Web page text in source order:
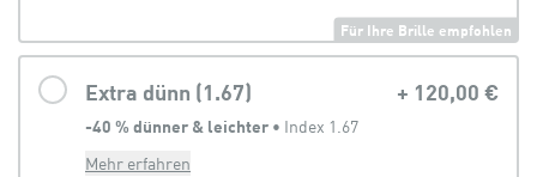
Für Ihre Brille empfohlen
Extra dünn (1.67) + 120,00 €
-40 % dünner & leichter • Index 1.67
Mehr erfahren